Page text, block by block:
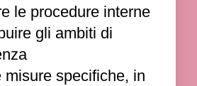
le procedure interne
gli ambiti di
misure specifiche, in